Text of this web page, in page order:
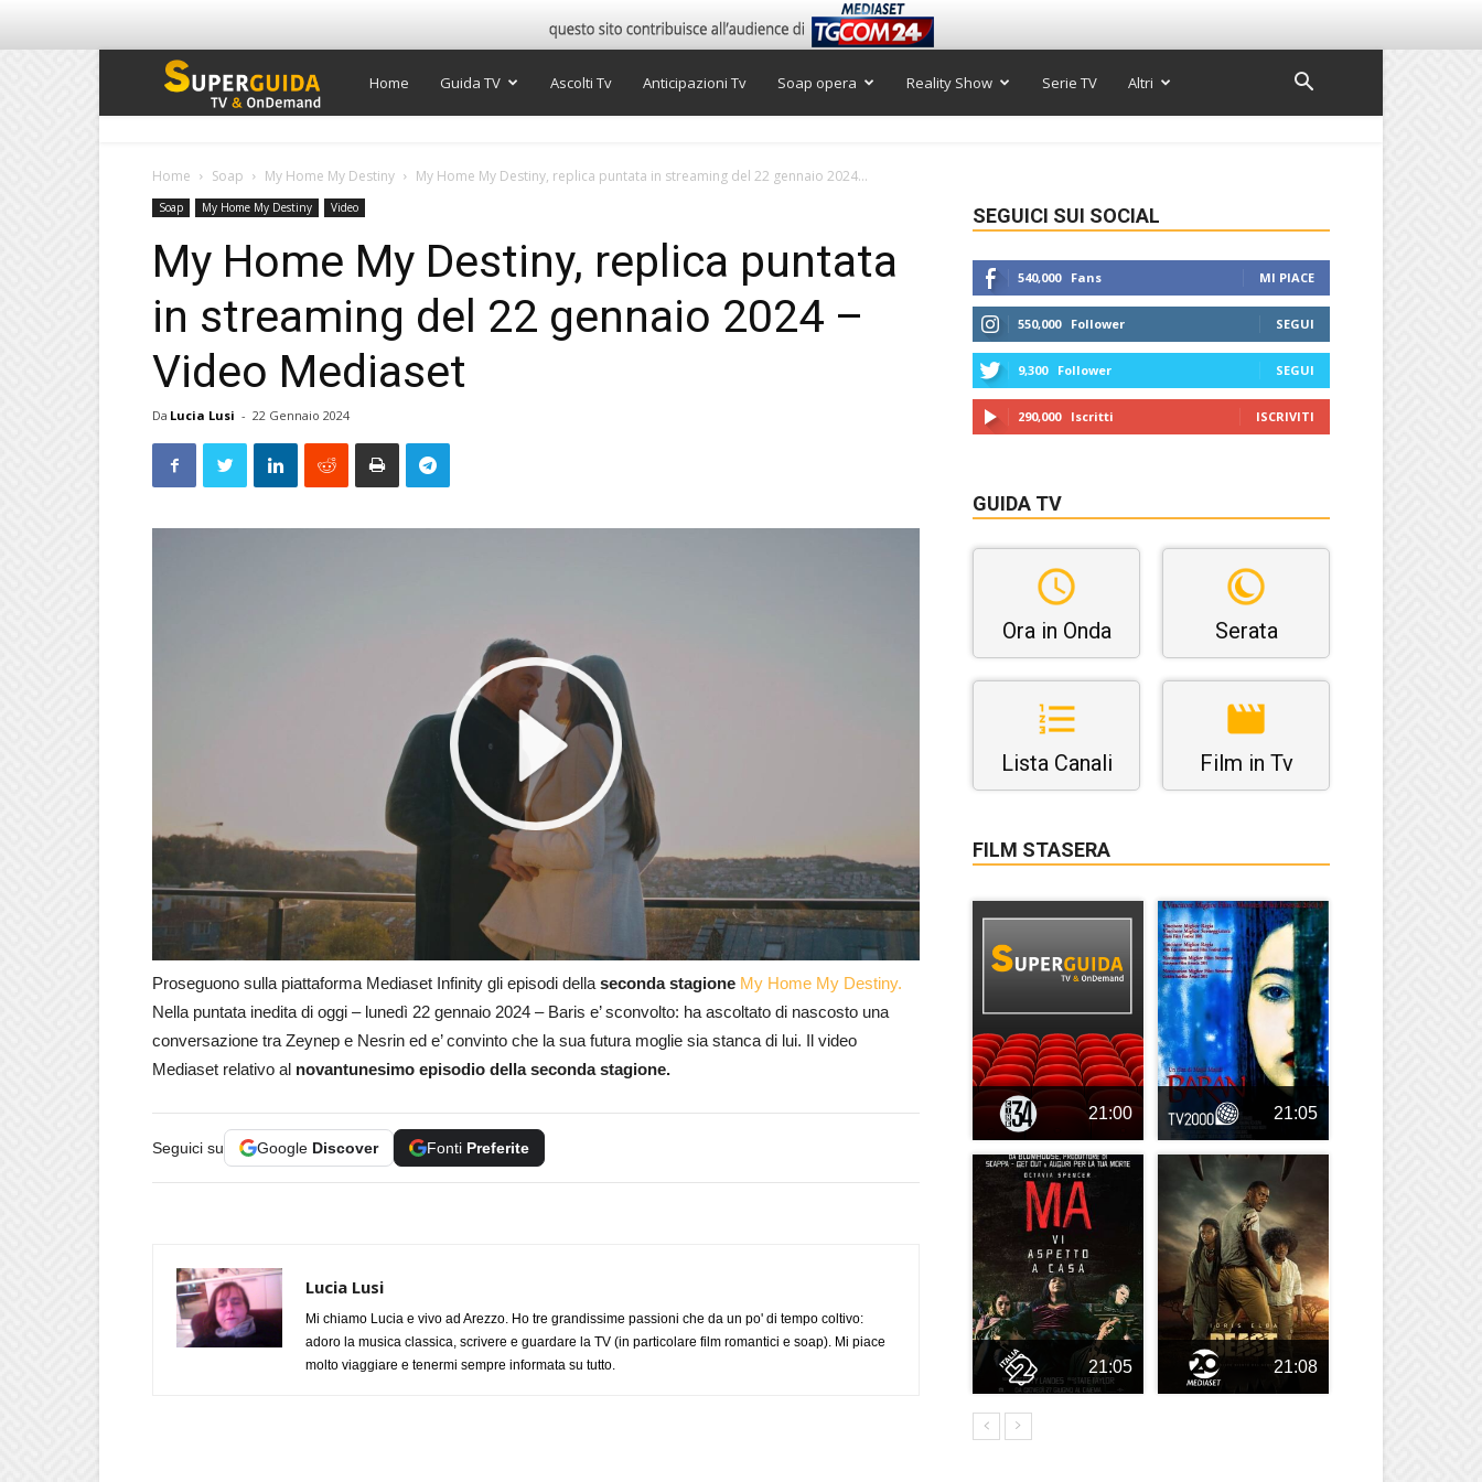
Super
TV
Home Guida TV Ascolti Tv Anticipazioni Tv Soap opera Reality Show Serie TV Altri
Home Soap My Home My Destiny My Home My Destiny, replica puntata in streaming del 22 gennaio 2024...
Soap My Home My Destiny Video
My Home My Destiny, replica puntata
in streaming del 22 gennaio 2024 –
Video Mediaset
Da Lucia Lusi - 22 Gennaio 2024
Proseguono sulla piattaforma Mediaset Infinity gli episodi della seconda stagione My Home My Destiny.
Nella puntata inedita di oggi – lunedì 22 gennaio 2024 – Baris e’ sconvolto: ha ascoltato di nascosto una
conversazione tra Zeynep e Nesrin ed e’ convinto che la sua futura moglie sia stanca di lui. Il video
Mediaset relativo al novantunesimo episodio della seconda stagione.
Seguici su Google Discover Fonti Preferite
Lucia Lusi
Mi chiamo Lucia e vivo ad Arezzo. Ho tre grandissime passioni che da un po' di tempo coltivo:
adoro la musica classica, scrivere e guardare la TV (in particolare film romantici e soap). Mi piace
molto viaggiare e tenermi sempre informata su tutto.
SEGUICI SUI SOCIAL
540,000 Fans MI PIACE
550,000 Follower SEGUI
9,300 Follower SEGUI
290,000 Iscritti ISCRIVITI
GUIDA TV
Ora in Onda Serata
Lista Canali Film in Tv
FILM STASERA
21:00 21:05
21:05 21:08